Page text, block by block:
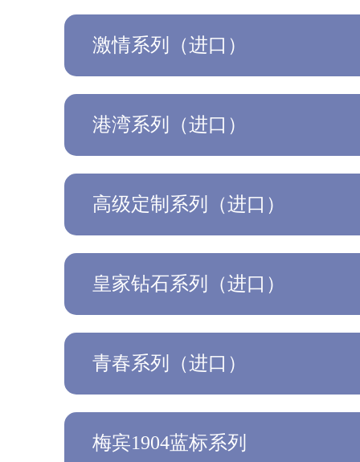
激情系列（进口）
港湾系列（进口）
高级定制系列（进口）
皇家钻石系列（进口）
青春系列（进口）
梅宾1904蓝标系列